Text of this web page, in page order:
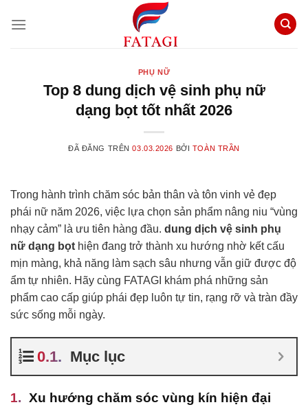
đến
PHỤ NỮ
Top 8 dung dịch vệ sinh phụ nữ
dạng bọt tốt nhất 2026
ĐÃ ĐĂNG TRÊN03.03.2026 BỞI TOÀN TRẦN
Trong hành trình chăm sóc bản thân và tôn vinh vẻ đẹp
phái nữ năm 2026, việc lựa chọn sản phẩm nâng niu “vùng
nhạy cảm” là ưu tiên hàng đầu. dung dịch vệ sinh phụ
nữ dạng bọt hiện đang trở thành xu hướng nhờ kết cấu
mịn màng, khả năng làm sạch sâu nhưng vẫn giữ được độ
ẩm tự nhiên. Hãy cùng FATAGI khám phá những sản
phẩm cao cấp giúp phái đẹp luôn tự tin, rạng rỡ và tràn đầy
sức sống mỗi ngày.
Mục lục
Xu hướng chăm sóc vùng kín hiện đại